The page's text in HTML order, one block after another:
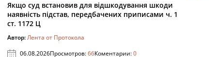
Якщо суд встановив для відшкодування шкоди
наявність підстав, передбачених приписами ч. 1
ст. 1172 Ц
Автор:Лента от Протокола
06.08.2026Просмотров:66Коментарии:0